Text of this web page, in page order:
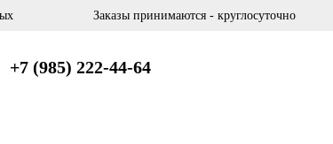
Заказы принимаются - круглосуточно
+7 (985) 222-44-64